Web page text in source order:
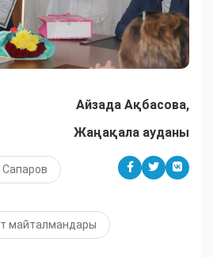
Айзада Ақбасова,
Жаңақала ауданы
Сапаров
майталмандары